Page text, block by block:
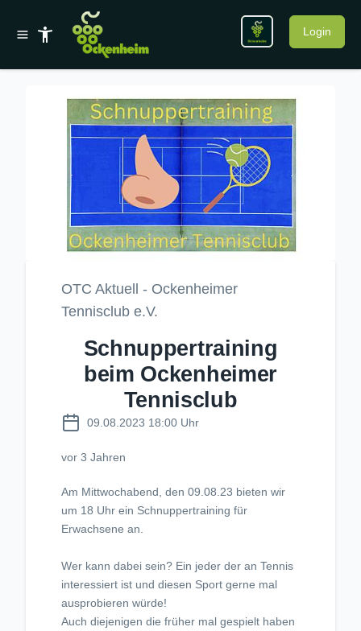
Login
OTC Aktuell - Ockenheimer
Tennisclub e.V.
Schnuppertraining
beim Ockenheimer
Tennisclub
09.08.2023 18:00 Uhr
vor 3 Jahren
Am Mittwochabend, den 09.08.23 bieten wir
um 18 Uhr ein Schnuppertraining für
Erwachsene an.
Wer kann dabei sein? Ein jeder der an Tennis
interessiert ist und diesen Sport gerne mal
ausprobieren würde!
Auch diejenigen die früher mal gespielt haben